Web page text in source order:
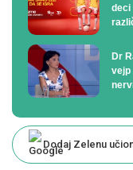
deci
Dr
vejp
Dodaj Zelenu